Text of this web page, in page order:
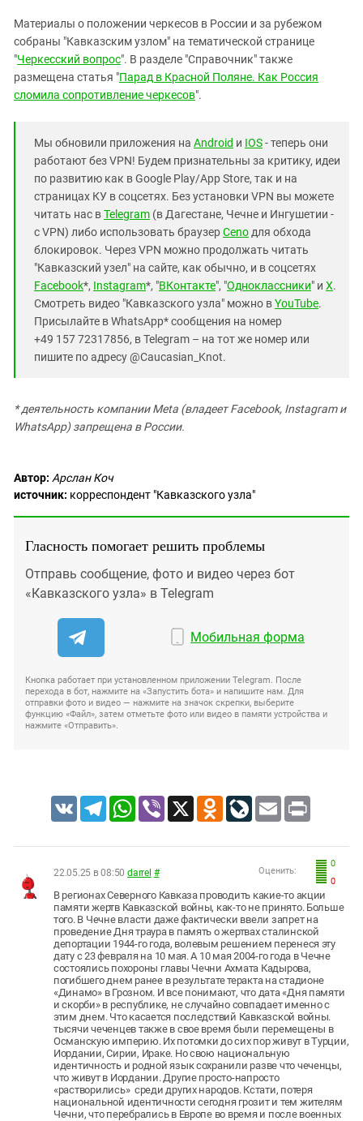
Материалы о положении черкесов в России и за рубежом
собраны "Кавказским узлом" на тематической странице
"Черкесский вопрос". В разделе "Справочник" также
размещена статья "Парад в Красной Поляне. Как Россия
сломила сопротивление черкесов".
Мы обновили приложения на Android и IOS- теперь они
работают без VPN! Будем признательны за критику, идеи
по развитию как в Google Play/App Store, так и на
страницах КУ в соцсетях. Без установки VPN вы можете
читать нас вTelegram (в Дагестане, Чечне и Ингушетии -
с VPN) либо использовать браузерCeno для обхода
блокировок. Через VPN можно продолжать читать
"Кавказский узел" на сайте, как обычно, и в соцсетях
Facebook*, Instagram*, "ВКонтакте", "Одноклассники" и X.
Смотреть видео "Кавказского узла" можно вYouTube.
Присылайте в WhatsApp* сообщения на номер
+49 157 72317856, в Telegram – на тот же номер или
пишите по адресу @Caucasian_Knot.
* деятельность компании Meta (владеет Facebook, Instagram и
WhatsApp) запрещена в России.
Автор: Арслан Коч
источник: корреспондент "Кавказского узла"
Гласность помогает решить проблемы
Отправь сообщение, фото и видео через бот
«Кавказского узла» в Telegram
Мобильная форма
Кнопка работает при установленном приложении Telegram. После
перехода в бот, нажмите на «Запустить бота» и напишите нам. Для
отправки фото и видео — нажмите на значок скрепки, выберите
функцию «Файл», затем отметьте фото или видео в памяти устройства и
нажмите «Отправить».
VK TelegramWhatsApp
Viber X Odnoklassniki
LiveJournal
Email Print
0
0
Оценить:
22.05.25 в 08:50 darrel #
В регионах Северного Кавказа проводить какие-то акции
памяти жертв Кавказской войны, как-то не принято. Больше
того. В Чечне власти даже фактически ввели запрет на
проведение Дня траура в память о жертвах сталинской
депортации 1944-го года, волевым решением перенеся эту
дату с 23 февраля на 10 мая. А 10 мая 2004-го года в Чечне
состоялись похороны главы Чечни Ахмата Кадырова,
погибшего днем ранее в результате теракта на стадионе
«Динамо» в Грозном. И все понимают, что дата «Дня памяти
и скорби» в республике, не случайно совпадает именно с
этим днем. Что касается последствий Кавказской войны.
тысячи чеченцев также в свое время были перемещены в
Османскую империю. Их потомки до сих пор живут в Турции,
Иордании, Сирии, Ираке. Но свою национальную
идентичность и родной язык сохранили разве что чеченцы,
что живут в Иордании. Другие просто-напросто
«растворились» среди других народов. Кстати, потеря
национальной идентичности сегодня грозит и тем жителям
Чечни, что перебрались в Европе во время и после военных